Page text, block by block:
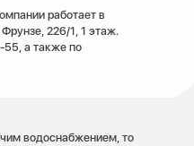
работает в
226/1, 1 этаж.
а также по
водоснабжением, то